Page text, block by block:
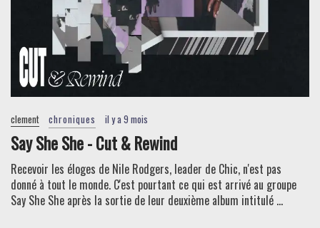
clement chroniques il y a 9 mois
Say She She - Cut & Rewind
Recevoir les éloges de Nile Rodgers, leader de Chic, n'est pas
donné à tout le monde. C'est pourtant ce qui est arrivé au groupe
Say She She après la sortie de leur deuxième album intitulé ...